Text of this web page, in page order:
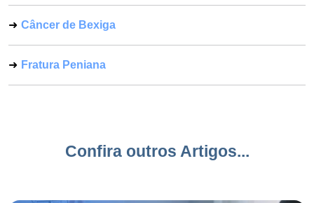
Câncer de Bexiga
Fratura Peniana
Confira outros Artigos...